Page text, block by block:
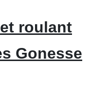
roulant
Gonesse